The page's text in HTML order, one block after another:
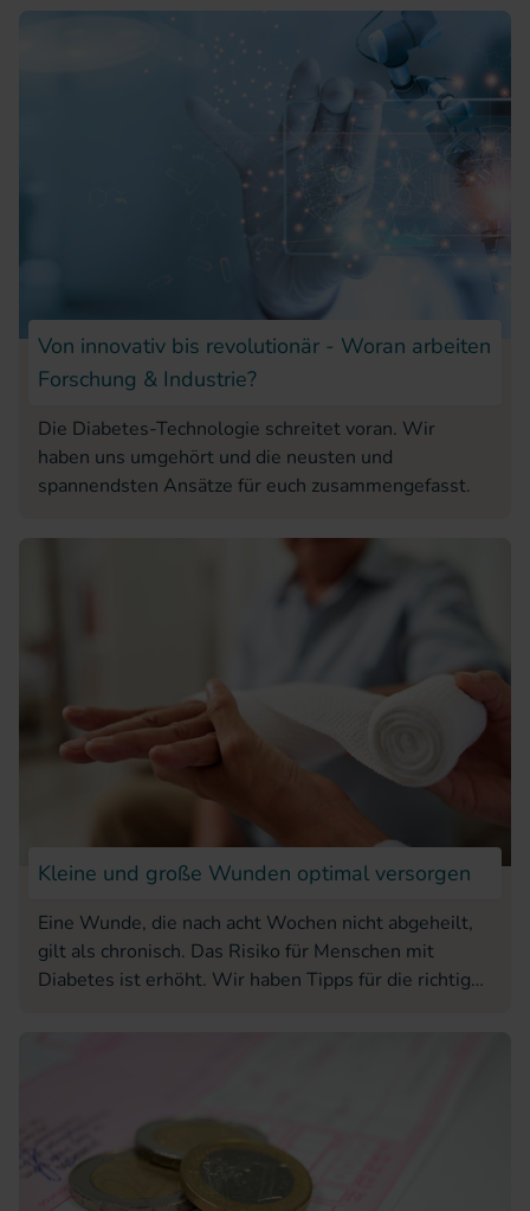
Versicherten aktiv widersprechen müssen, wenn sie
das digitale Angebot nicht nutzen möchten. Doch wo
Von innovativ bis revolutionär - Woran arbeiten
Forschung & Industrie?
Die Diabetes-Technologie schreitet voran. Wir
haben uns umgehört und die neusten und
spannendsten Ansätze für euch zusammengefasst.
Kleine und große Wunden optimal versorgen
Eine Wunde, die nach acht Wochen nicht abgeheilt,
gilt als chronisch. Das Risiko für Menschen mit
Diabetes ist erhöht. Wir haben Tipps für die richtige